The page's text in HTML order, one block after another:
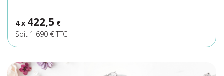
4 x 422,5 €
Soit 1 690 € TTC